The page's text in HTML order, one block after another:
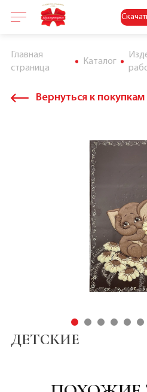
Главная
страница
Каталог
Вернуться к покупкам
ДЕТСКИЕ